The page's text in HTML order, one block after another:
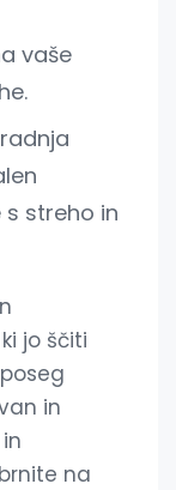
vaše
s streho in
jo ščiti
in
na